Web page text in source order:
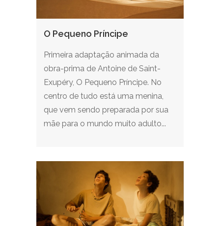
O Pequeno Príncipe
Primeira adaptação animada da
obra-prima de Antoine de Saint-
Exupéry, O Pequeno Príncipe. No
centro de tudo está uma menina,
que vem sendo preparada por sua
mãe para o mundo muito adulto...